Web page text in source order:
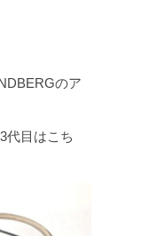
のア
代目はこち